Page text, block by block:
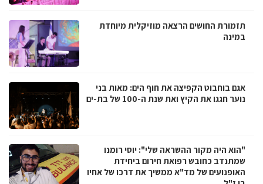
תזמורת החושים הרצאה מוזיקלית מיוחדת
במינה
אגם בוחבוט הקפיצה את חוף הים: מאות בני
נוער חגגו את הקיץ ואת שנת ה-100 של בת-ים
"הוא היה מקור ההשראה שלי": יוסי רומנו
שמתנדב כחובש רפואת חירום ביחידת
האופנועים של מד"א ממשיך את דרכו של אחיו